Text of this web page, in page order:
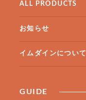
ALL PRODUCTS
お知らせ
イムダインについて
GUIDE